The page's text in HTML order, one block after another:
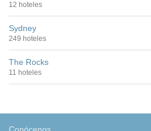
12 hoteles
Sydney
249 hoteles
The Rocks
11 hoteles